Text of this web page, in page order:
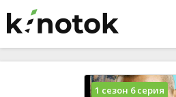
1 сезон 6 серия